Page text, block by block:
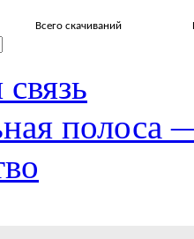
Всего скачиваний
полоса